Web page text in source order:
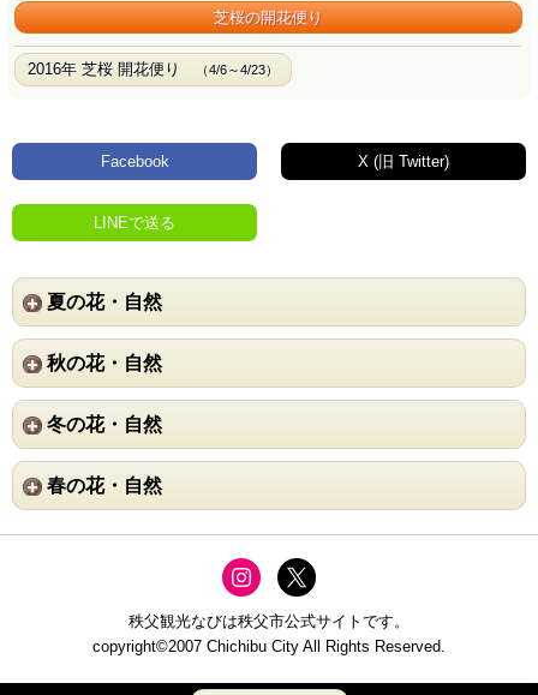
芝桜の開花便り
2016年 芝桜 開花便り （4/6～4/23）
Facebook X (旧 Twitter)
LINEで送る
夏の花・自然
秋の花・自然
冬の花・自然
春の花・自然
秩父観光なびは秩父市公式サイトです。
copyright©2007 Chichibu City All Rights Reserved.